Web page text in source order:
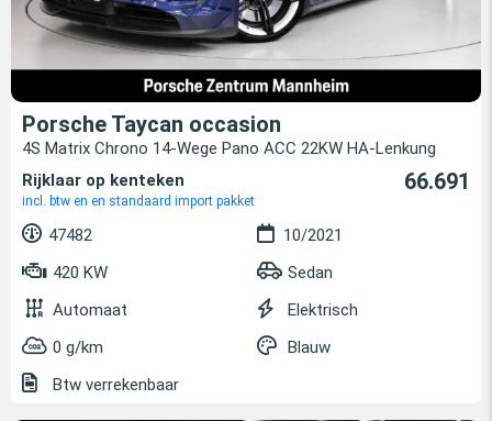
Porsche Taycan occasion
4S Matrix Chrono 14-Wege Pano ACC 22KW HA-Lenkung
Rijklaar op kenteken
incl. btw en en standaard import pakket
66.691
47482
10/2021
420 KW
Sedan
Automaat
Elektrisch
0 g/km
Blauw
Btw verrekenbaar